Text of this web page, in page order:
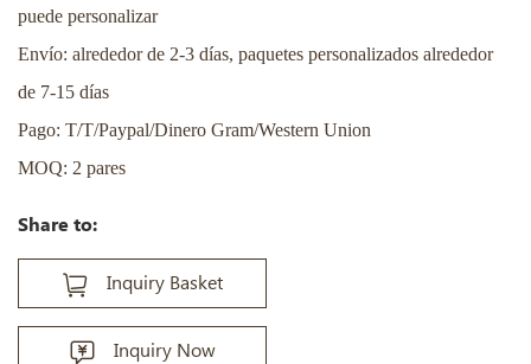
puede personalizar
Envío: alrededor de 2-3 días, paquetes personalizados alrededor
de 7-15 días
Pago: T/T/Paypal/Dinero Gram/Western Union
MOQ: 2 pares
Share to:
Inquiry Basket
Inquiry Now